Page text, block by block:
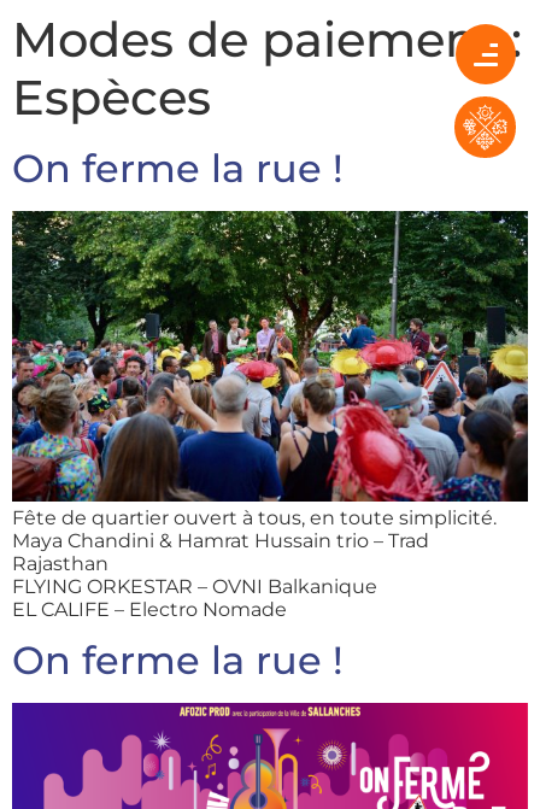
Modes de paiement :
Espèces
On ferme la rue !
Fête de quartier ouvert à tous, en toute simplicité.
Maya Chandini & Hamrat Hussain trio – Trad
Rajasthan
FLYING ORKESTAR – OVNI Balkanique
EL CALIFE – Electro Nomade
On ferme la rue !